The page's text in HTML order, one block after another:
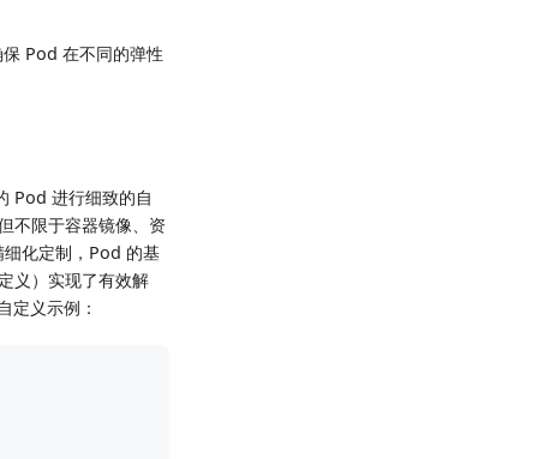
Pod 在不同的弹性
Pod 进行细致的自
不限于容器镜像、资
化定制，Pod 的基
义）实现了有效解
定义示例：